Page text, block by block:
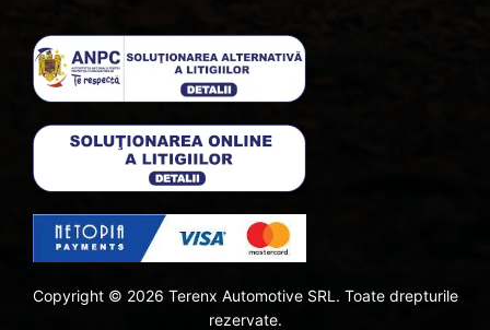
Copyright © 2026 Terenx Automotive SRL. Toate drepturile
rezervate.